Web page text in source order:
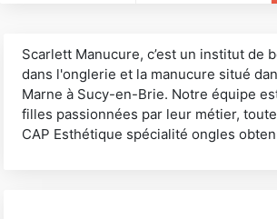
Scarlett Manucure, c’est un institut de
dans l'onglerie et la manucure situé
Marne à Sucy-en-Brie. Notre équipe
filles passionnées par leur métier,
CAP Esthétique spécialité ongles